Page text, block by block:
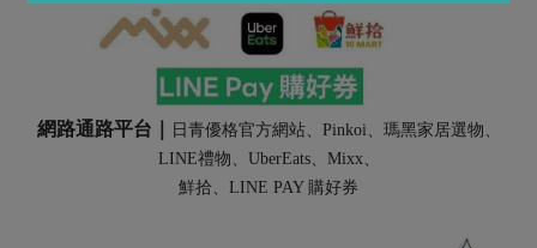
網路通路平台｜
日青優格官方網站、Pinkoi、瑪黑家居選物、
LINE禮物、UberEats、Mixx、
鮮拾、LINE PAY 購好券